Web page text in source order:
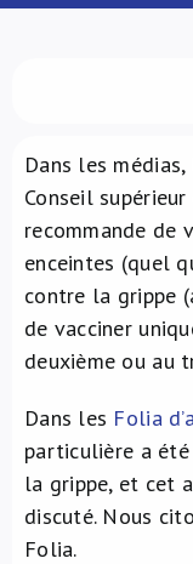
NL
Dans les
Conseil
recommande de
enceintes (quel
contre la grippe
de vacciner
deuxième ou au
Dans les Folia
particulière a
la grippe, et cet
discuté. Nous
Folia.